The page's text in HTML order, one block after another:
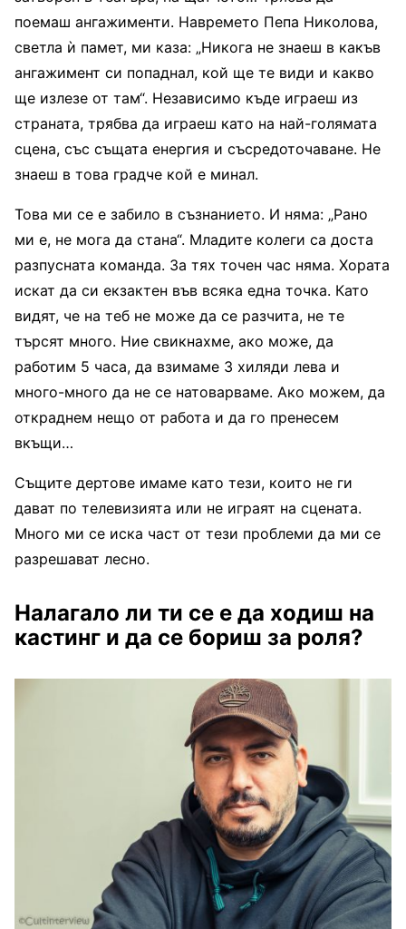
поемаш ангажименти. Навремето Пепа Николова,
светла ѝ памет, ми каза: „Никога не знаеш в какъв
ангажимент си попаднал, кой ще те види и какво
ще излезе от там“. Независимо къде играеш из
страната, трябва да играеш като на най-голямата
сцена, със същата енергия и съсредоточаване. Не
знаеш в това градче кой е минал.
Това ми се е забило в съзнанието. И няма: „Рано
ми е, не мога да стана“. Младите колеги са доста
разпусната команда. За тях точен час няма. Хората
искат да си екзактен във всяка една точка. Като
видят, че на теб не може да се разчита, не те
търсят много. Ние свикнахме, ако може, да
работим 5 часа, да взимаме 3 хиляди лева и
много-много да не се натоварваме. Ако можем, да
откраднем нещо от работа и да го пренесем
вкъщи…
Същите дертове имаме като тези, които не ги
дават по телевизията или не играят на сцената.
Много ми се иска част от тези проблеми да ми се
разрешават лесно.
Налагало ли ти се е да ходиш на
кастинг и да се бориш за роля?